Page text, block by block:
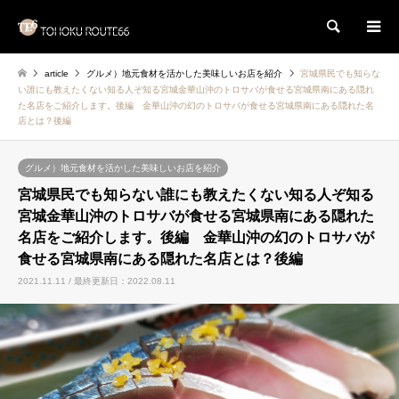
検索
article グルメ）地元食材を活かした美味しいお店を紹介
宮城県民でも知らな
い誰にも教えたくない知る人ぞ知る宮城金華山沖のトロサバが食せる宮城県南にある隠れ
た名店をご紹介します。後編 金華山沖の幻のトロサバが食せる宮城県南にある隠れた名
店とは？後編
グルメ）地元食材を活かした美味しいお店を紹介
宮城県民でも知らない誰にも教えたくない知る人ぞ知る
宮城金華山沖のトロサバが食せる宮城県南にある隠れた
名店をご紹介します。後編 金華山沖の幻のトロサバが
食せる宮城県南にある隠れた名店とは？後編
2021.11.11 / 最終更新日：2022.08.11